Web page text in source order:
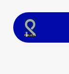
main
content